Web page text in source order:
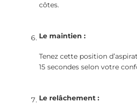
côtes.
Le maintien :
Tenez cette position
15 secondes selon votre
Le relâchement :